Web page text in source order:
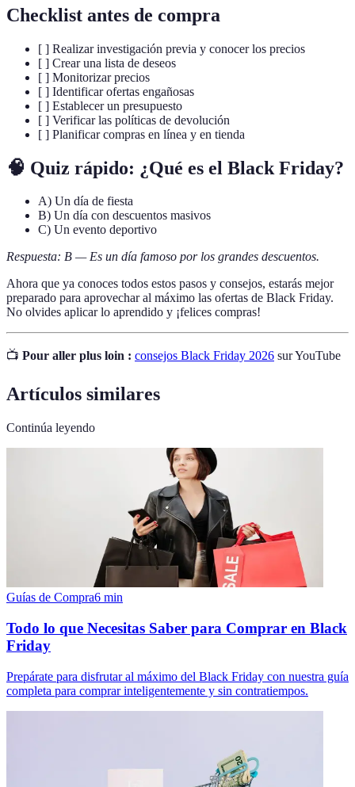
Checklist antes de compra
[ ] Realizar investigación previa y conocer los precios
[ ] Crear una lista de deseos
[ ] Monitorizar precios
[ ] Identificar ofertas engañosas
[ ] Establecer un presupuesto
[ ] Verificar las políticas de devolución
[ ] Planificar compras en línea y en tienda
🧠 Quiz rápido: ¿Qué es el Black Friday?
A) Un día de fiesta
B) Un día con descuentos masivos
C) Un evento deportivo
Respuesta: B — Es un día famoso por los grandes descuentos.
Ahora que ya conoces todos estos pasos y consejos, estarás mejor
preparado para aprovechar al máximo las ofertas de Black Friday.
No olvides aplicar lo aprendido y ¡felices compras!
📺 Pour aller plus loin : consejos Black Friday 2026 sur YouTube
Artículos similares
Continúa leyendo
Guías de Compra6 min
Todo lo que Necesitas Saber para Comprar en Black
Friday
Prepárate para disfrutar al máximo del Black Friday con nuestra guía
completa para comprar inteligentemente y sin contratiempos.